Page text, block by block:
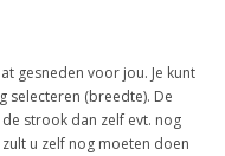
gesneden voor jou. Je kunt
selecteren (breedte). De
strook dan zelf evt. nog
u zelf nog moeten doen